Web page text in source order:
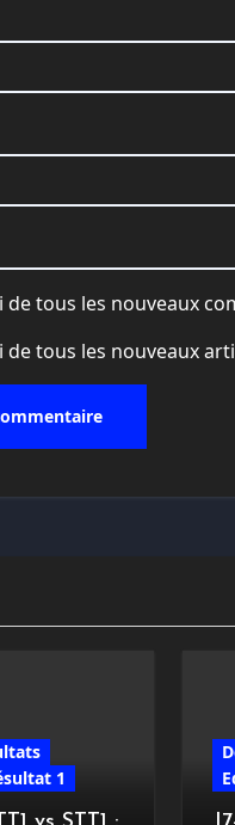
de tous les nouveaux
de tous les nouveaux
1